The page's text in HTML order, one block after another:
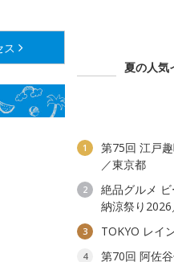
ス
夏の人気
1
第75回 江戸
／東京都
2
絶品グルメ
納涼祭り
3 TOKYO レイ
4 第70回 阿佐